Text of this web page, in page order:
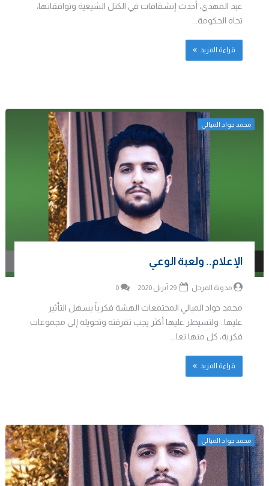
عبد المهدي، أحدث إنشقاقات في الكتل الشيعية وتوافقاتها،
تجاه الحكومة...
قراءة المزيد
محمد جواد الميالي
الإعلام.. ولعبة الوعي
مدونة المرجل 0
محمد جواد الميالي المجتمعات الهشة فكرياً يسهل التأثير
عليها.. ولتسيطر عليها أكثر يجب تفرقته وتحويله إلى مجموعات
فكرية، كل منها تعا...
قراءة المزيد
محمد جواد الميالي